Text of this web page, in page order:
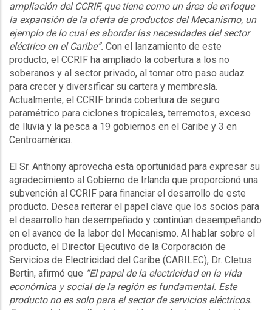
ampliación del CCRIF, que tiene como un área de enfoque
la expansión de la oferta de productos del Mecanismo, un
ejemplo de lo cual es abordar las necesidades del sector
eléctrico en el Caribe”. Con el lanzamiento de este
producto, el CCRIF ha ampliado la cobertura a los no
soberanos y al sector privado, al tomar otro paso audaz
para crecer y diversificar su cartera y membresía.
Actualmente, el CCRIF brinda cobertura de seguro
paramétrico para ciclones tropicales, terremotos, exceso
de lluvia y la pesca a 19 gobiernos en el Caribe y 3 en
Centroamérica.
El Sr. Anthony aprovecha esta oportunidad para expresar su
agradecimiento al Gobierno de Irlanda que proporcionó una
subvención al CCRIF para financiar el desarrollo de este
producto. Desea reiterar el papel clave que los socios para
el desarrollo han desempeñado y continúan desempeñando
en el avance de la labor del Mecanismo. Al hablar sobre el
producto, el Director Ejecutivo de la Corporación de
Servicios de Electricidad del Caribe (CARILEC), Dr. Cletus
Bertin, afirmó que “El papel de la electricidad en la vida
económica y social de la región es fundamental. Este
producto no es solo para el sector de servicios eléctricos.